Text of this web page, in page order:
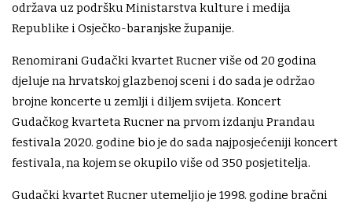
održava uz podršku Ministarstva kulture i medija
Republike i Osječko-baranjske županije.
Renomirani Gudački kvartet Rucner više od 20 godina
djeluje na hrvatskoj glazbenoj sceni i do sada je održao
brojne koncerte u zemlji i diljem svijeta. Koncert
Gudačkog kvarteta Rucner na prvom izdanju Prandau
festivala 2020. godine bio je do sada najposjećeniji koncert
festivala, na kojem se okupilo više od 350 posjetitelja.
Gudački kvartet Rucner utemeljio je 1998. godine bračni